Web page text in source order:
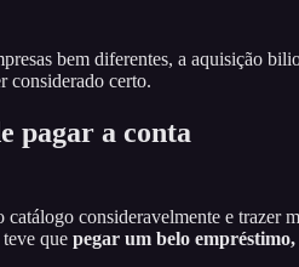
bem diferentes, a aquisição
considerado certo.
pagar a conta
catálogo consideravelmente e trazer
que pegar um belo